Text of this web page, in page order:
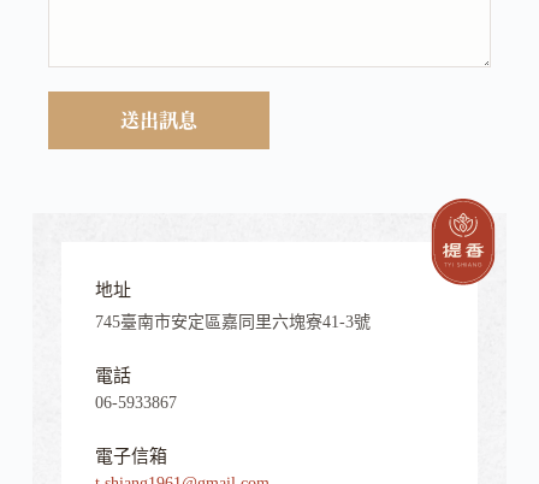
送出訊息
地址
745臺南市安定區嘉同里六塊寮41-3號
電話
06-5933867
電子信箱